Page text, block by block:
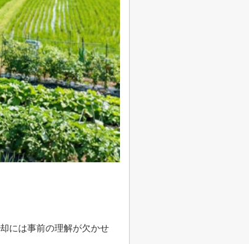
には事前の理解が欠かせ